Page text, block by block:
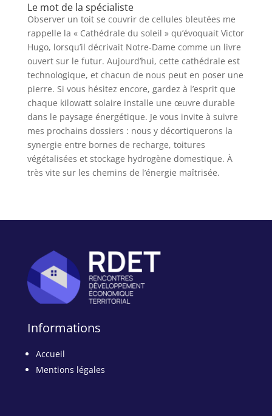
Le mot de la spécialiste
Observer un toit se couvrir de cellules bleutées me
rappelle la « Cathédrale du soleil » qu’évoquait Victor
Hugo, lorsqu’il décrivait Notre-Dame comme un livre
ouvert sur le futur. Aujourd’hui, cette cathédrale est
technologique, et chacun de nous peut en poser une
pierre. Si vous hésitez encore, gardez à l’esprit que
chaque kilowatt solaire installe une œuvre durable
dans le paysage énergétique. Je vous invite à suivre
mes prochains dossiers : nous y décortiquerons la
synergie entre bornes de recharge, toitures
végétalisées et stockage hydrogène domestique. À
très vite sur les chemins de l’énergie maîtrisée.
Informations
Accueil
Mentions légales